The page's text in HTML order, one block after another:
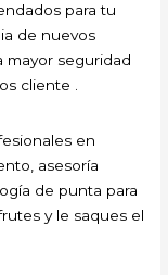
para tu
de nuevos
seguridad
cliente .
en
asesoría
de punta para
y le saques el